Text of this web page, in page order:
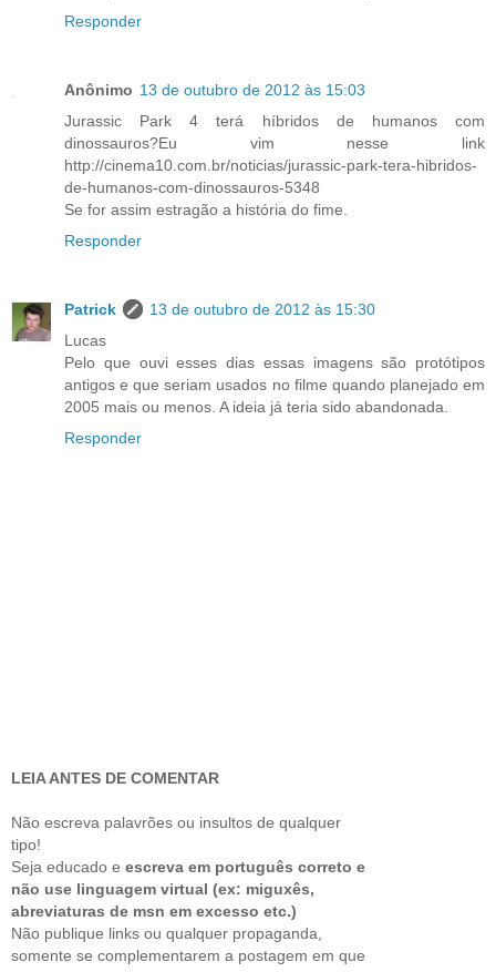
Responder
Anônimo 13 de outubro de 2012 às 15:03
Jurassic Park 4 terá híbridos de humanos com
dinossauros?Eu vim nesse link
http://cinema10.com.br/noticias/jurassic-park-tera-hibridos-
de-humanos-com-dinossauros-5348
Se for assim estragão a história do fime.
Responder
Patrick
13 de outubro de 2012 às 15:30
Lucas
Pelo que ouvi esses dias essas imagens são protótipos
antigos e que seriam usados no filme quando planejado em
2005 mais ou menos. A ideia já teria sido abandonada.
Responder
LEIA ANTES DE COMENTAR
Não escreva palavrões ou insultos de qualquer
tipo!
Seja educado e escreva em português correto e
não use linguagem virtual (ex: miguxês,
abreviaturas de msn em excesso etc.)
Não publique links ou qualquer propaganda,
somente se complementarem a postagem em que